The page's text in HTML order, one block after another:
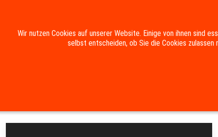
Wir nutzen Cookies auf unserer Website. Einige von ihnen sind
selbst entscheiden, ob Sie die Cookies